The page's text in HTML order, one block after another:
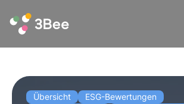
Übersicht
ESG-Bewertungen